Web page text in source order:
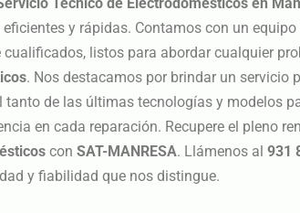
Técnico de Electrodomésticos en
y rápidas. Contamos con un equipo
listos para abordar cualquier
. Nos destacamos por brindar un servicio
tanto de las últimas tecnologías y modelos
en cada reparación. Recupere el pleno
con SAT-MANRESA. Llámenos al 931
y fiabilidad que nos distingue.